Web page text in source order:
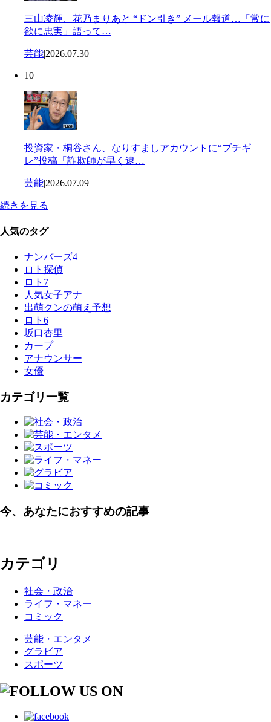
三山凌輝、花乃まりあと “ドン引き” メール報道…「常に
欲に忠実」語って…
芸能|2026.07.30
10
投資家・桐谷さん、なりすましアカウントに“ブチギ
レ”投稿「詐欺師が早く逮…
芸能|2026.07.09
続きを見る
人気のタグ
ナンバーズ4
ロト探偵
ロト7
人気女子アナ
出萌クンの萌え予想
ロト6
坂口杏里
カープ
アナウンサー
女優
カテゴリ一覧
今、あなたにおすすめの記事
カテゴリ
社会・政治
ライフ・マネー
コミック
芸能・エンタメ
グラビア
スポーツ